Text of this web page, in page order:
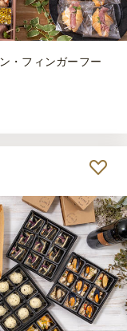
・フィンガーフー